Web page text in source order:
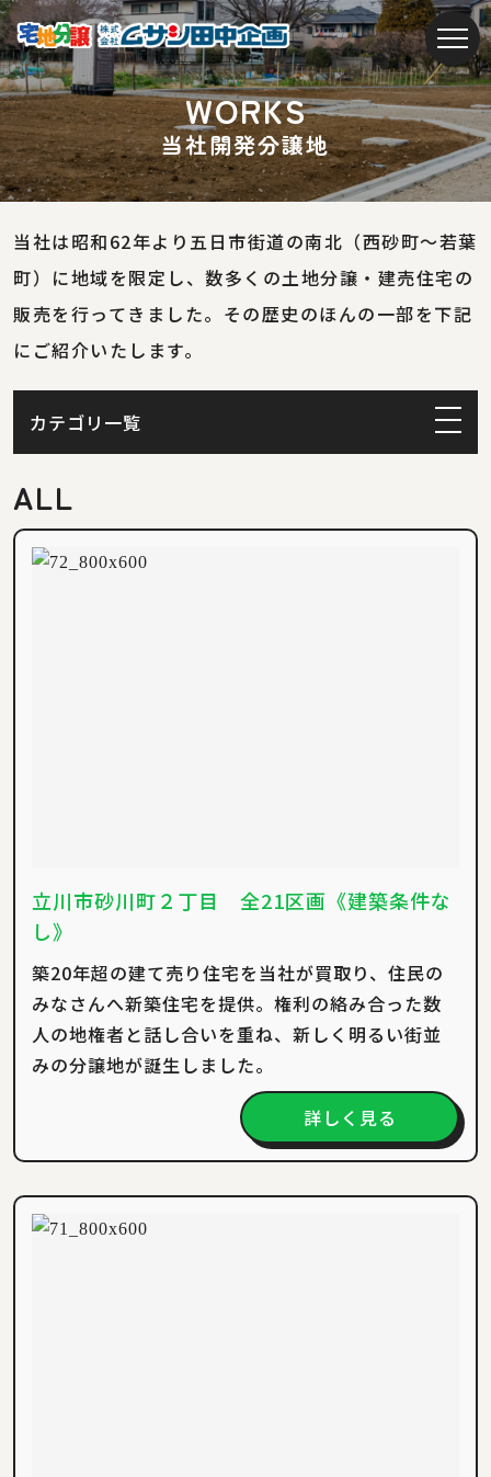
WORKS
当社開発分譲地
当社は昭和62年より五日市街道の南北（西砂町～若葉
町）に地域を限定し、 数多くの土地分譲・建売住宅の
販売を行ってきました。 その歴史のほんの一部を下記
にご紹介いたします。
カテゴリ一覧
ALL
立川市砂川町２丁目 全21区画《建築条件な
し》
築20年超の建て売り住宅を当社が買取り、住民の
みなさんへ新築住宅を提供。権利の絡み合った数
人の地権者と話し合いを重ね、新しく明るい街並
みの分譲地が誕生しました。
詳しく見る